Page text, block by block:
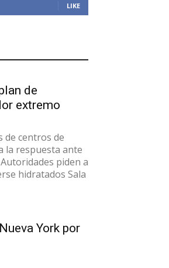
LIKE
de
extremo
de centros de
la respuesta ante
piden a
hidratados Sala
York por